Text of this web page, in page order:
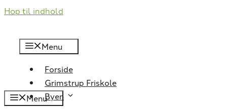
Hop til indhold
Menu
Forside
Grimstrup Friskole
Byen
Menu